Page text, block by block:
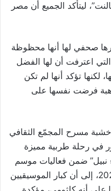
ليتأكد الجميع أن مصر
صحفي لها أنها محظوظة
اعترفت أن لها الفضل
لكنها تؤكد أنها لم تكن
فرضت نفسها على
مسرح المجمّع الثقافي
في رحلة طربية مميزة
ضمن فعاليات موسم
موسيقى أبوظبي الكلاسيكية 2020، إلى أن كبار الموسيقيين